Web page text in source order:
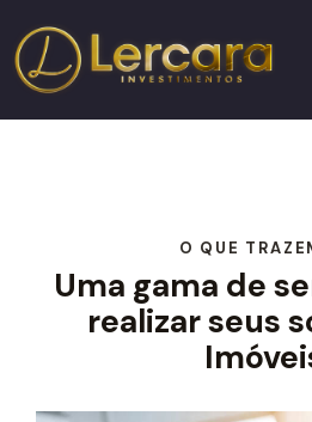
O QUE
Uma gama de
realizar seus